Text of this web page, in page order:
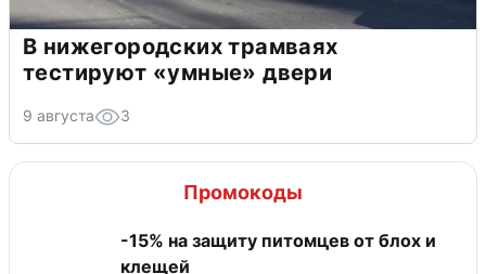
В нижегородских трамваях
тестируют «умные» двери
9 августа 3
Промокоды
-15% на защиту питомцев от блох и
клещей